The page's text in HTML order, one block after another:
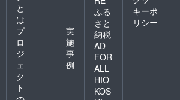
と
は
プ
ロ
ジ
ェ
ク
ト
実
施
事
例
ふる
さと
納税
AD
FOR
ALL
HIO
KOS
キーポ
リシー